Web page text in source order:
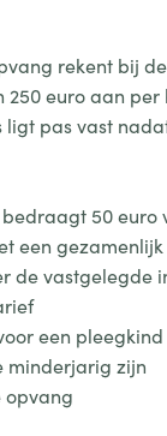
rekent bij
euro aan per
pas vast
50 euro
een
de vastgelegde
een pleegkind
minderjarig zijn
opvang